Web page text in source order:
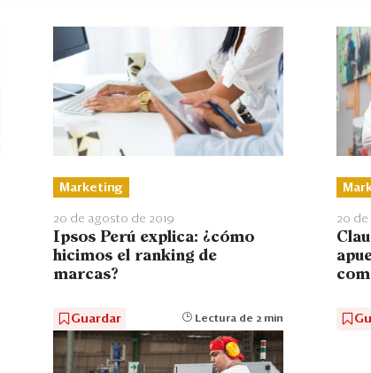
Marketing
20 de agosto de 2019
Ipsos Perú explica: ¿cómo
hicimos el ranking de
marcas?
Guardar Lectura de 2 min
20 de